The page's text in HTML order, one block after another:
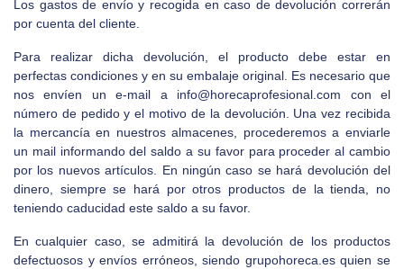
Los gastos de envío y recogida en caso de devolución correrán
por cuenta del cliente.
Para realizar dicha devolución, el producto debe estar en
perfectas condiciones y en su embalaje original. Es necesario que
nos envíen un e-mail a info@horecaprofesional.com con el
número de pedido y el motivo de la devolución. Una vez recibida
la mercancía en nuestros almacenes, procederemos a enviarle
un mail informando del saldo a su favor para proceder al cambio
por los nuevos artículos. En ningún caso se hará devolución del
dinero, siempre se hará por otros productos de la tienda, no
teniendo caducidad este saldo a su favor.
En cualquier caso, se admitirá la devolución de los productos
defectuosos y envíos erróneos, siendo grupohoreca.esquien se